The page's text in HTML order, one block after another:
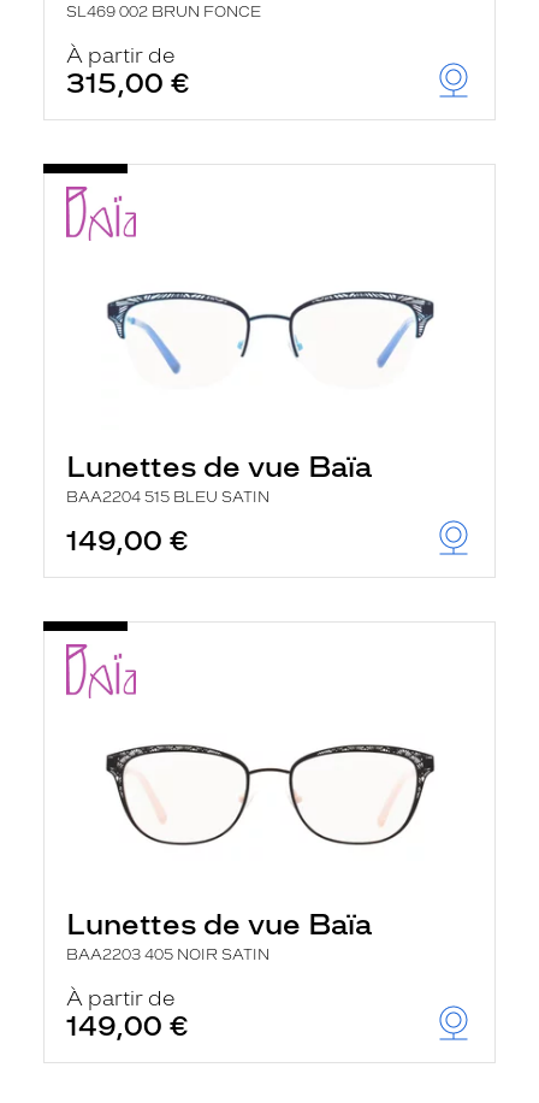
SL469 002 BRUN FONCE
À partir de
315,00 €
Lunettes de vue Baïa
BAA2204 515 BLEU SATIN
149,00 €
Lunettes de vue Baïa
BAA2203 405 NOIR SATIN
À partir de
149,00 €